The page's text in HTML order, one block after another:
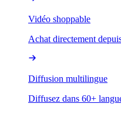
Vidéo shoppable
Achat directement
Diffusion multilingue
Diffusez dans 60+